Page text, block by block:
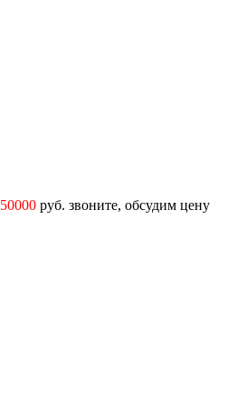
50000 руб. звоните, обсудим цену